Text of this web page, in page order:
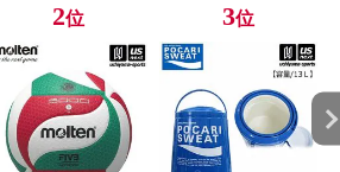
2位 3位